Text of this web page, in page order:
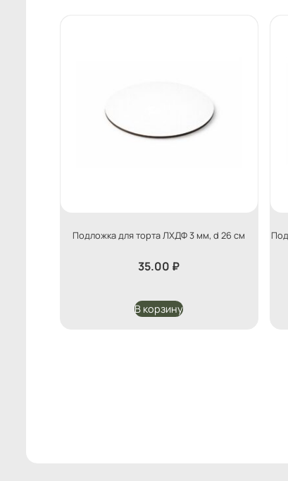
Подложка для торта ЛХДФ 3 мм, d 26 см
35.00 ₽
В корзину